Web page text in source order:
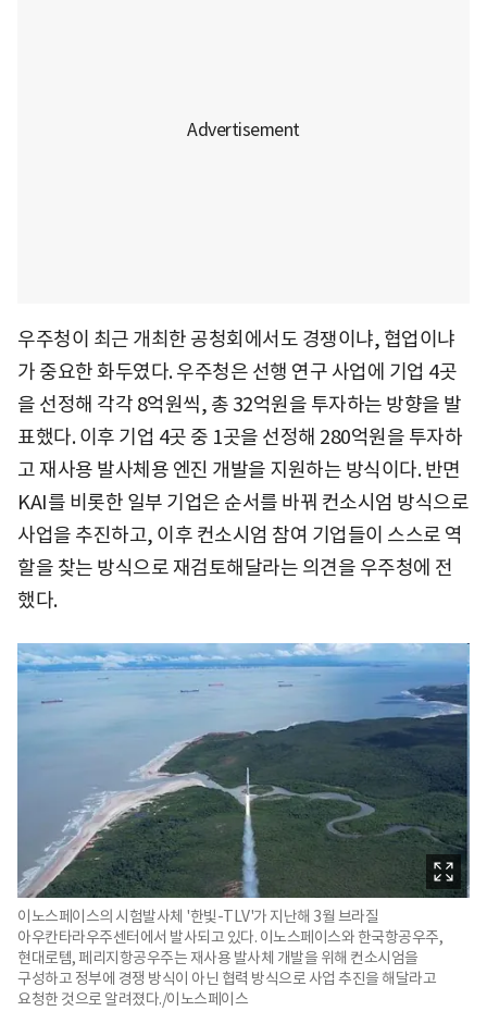
우주청이 최근 개최한 공청회에서도 경쟁이냐, 협업이냐
가 중요한 화두였다. 우주청은 선행 연구 사업에 기업 4곳
을 선정해 각각 8억원씩, 총 32억원을 투자하는 방향을 발
표했다. 이후 기업 4곳 중 1곳을 선정해 280억원을 투자하
고 재사용 발사체용 엔진 개발을 지원하는 방식이다. 반면
KAI를 비롯한 일부 기업은 순서를 바꿔 컨소시엄 방식으로
사업을 추진하고, 이후 컨소시엄 참여 기업들이 스스로 역
할을 찾는 방식으로 재검토해달라는 의견을 우주청에 전
했다.
이노스페이스의 시험발사체 '한빛-TLV'가 지난해 3월 브라질
아우칸타라우주센터에서 발사되고 있다. 이노스페이스와 한국항공우주,
현대로템, 페리지항공우주는 재사용 발사체 개발을 위해 컨소시엄을
구성하고 정부에 경쟁 방식이 아닌 협력 방식으로 사업 추진을 해달라고
요청한 것으로 알려졌다./이노스페이스